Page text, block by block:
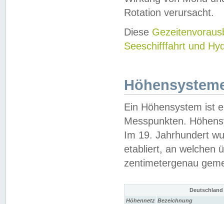
Rotation verursacht.
Diese
Seeschifffahrt und
Ein Höhensystem ist
Messpunkten.
Im 19. Jahrhundert
etabliert, an welchen
zentimetergenau
Höhennetz Bezeichnung